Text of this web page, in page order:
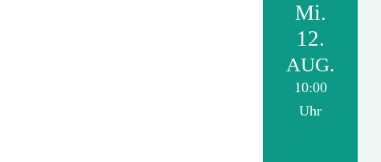
Mi.
12.
AUG.
10:00
Uhr